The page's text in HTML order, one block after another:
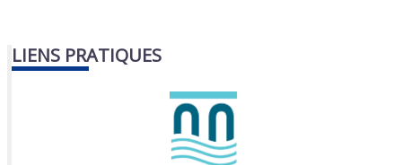
LIENS PRATIQUES